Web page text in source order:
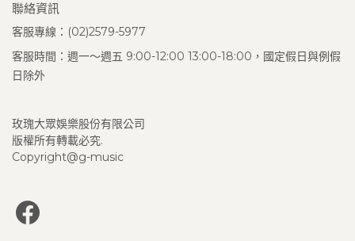
聯絡資訊
客服專線：(02)2579-5977
客服時間：週一～週五 9:00-12:00 13:00-18:00，國定假日與例假
日除外
玫瑰大眾娛樂股份有限公司
版權所有轉載必究.
Copyright@g-music